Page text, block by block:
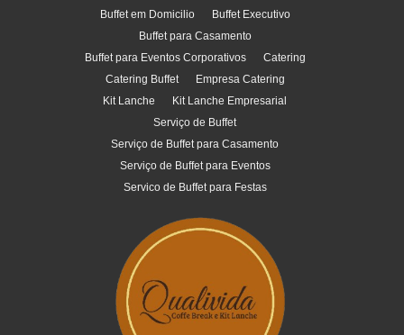
Buffet em Domicilio
Buffet Executivo
Buffet para Casamento
Buffet para Eventos Corporativos
Catering
Catering Buffet
Empresa Catering
Kit Lanche
Kit Lanche Empresarial
Serviço de Buffet
Serviço de Buffet para Casamento
Serviço de Buffet para Eventos
Servico de Buffet para Festas